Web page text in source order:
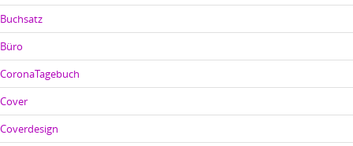
Buchsatz
Büro
CoronaTagebuch
Cover
Coverdesign